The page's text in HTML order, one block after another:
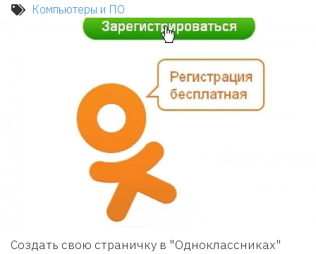
Компьютеры и ПО
Создать свою страничку в "Одноклассниках"